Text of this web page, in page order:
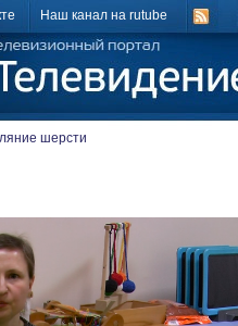
Наш канал на rutube
шерсти